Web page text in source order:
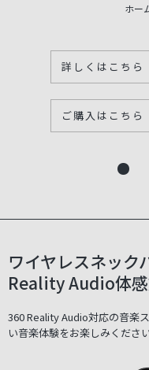
ホー
詳しくはこちら
ご購入はこちら
ワイヤレスネック
Reality Audio体
360 Reality Audio対応の音楽
い音楽体験をお楽しみくださ